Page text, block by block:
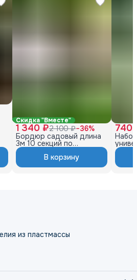
Скидка "Вместе"
1 340 ₽2 100 ₽−36%
Бордюр садовый длина
3м 10 секций по
39×10,5×11см, с
колышками (20шт) цвет
графит
В корзину
740
D-
из пластмассы